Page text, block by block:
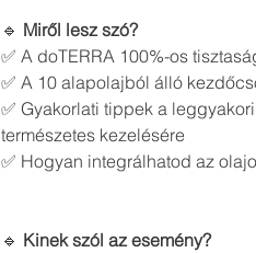
🔹 Miről lesz szó?
✅ A doTERRA 100%-os
✅ A 10 alapolajból álló
✅ Gyakorlati tippek a
természetes kezelésére
✅ Hogyan integrálhatod az
🔹 Kinek szól az esemény?